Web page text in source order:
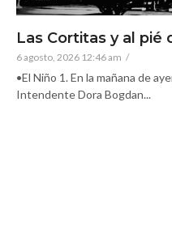
Las Cortitas y al pié
6 agosto, 2026 12:46 am /
•El Niño 1. En la mañana de
Intendente Dora Bogdan...